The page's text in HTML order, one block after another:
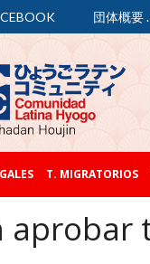
団体概要
T. MIGRATORIOS
aprobar